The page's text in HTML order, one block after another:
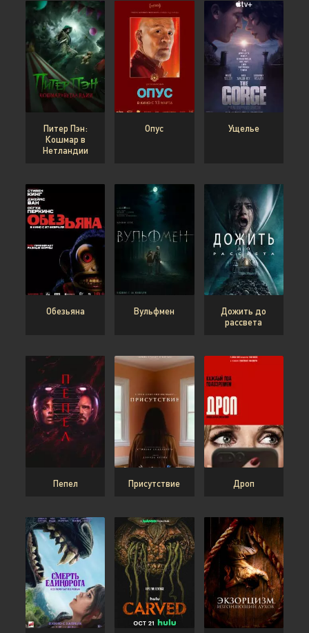
Питер Пэн:
Кошмар в
Нетландии
Опус Ущелье
Обезьяна Вульфмен
Дожить до
рассвета
Пепел Присутствие Дроп